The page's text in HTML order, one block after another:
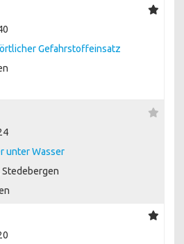
Gefahrstoffeinsatz
unter Wasser
Stedebergen